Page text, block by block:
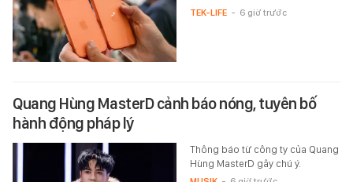
TEK-LIFE - 6 giờ trước
Quang Hùng MasterD cảnh báo nóng, tuyên bố
hành động pháp lý
Thông báo từ công ty của Quang
Hùng MasterD gây chú ý.